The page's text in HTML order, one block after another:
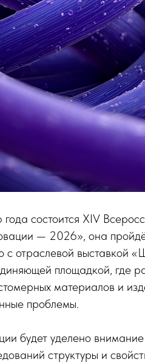
состоится XIV
— 2026», она
с отраслевой
площадкой, где
материалов и
проблемы.
будет уделено
структуры и